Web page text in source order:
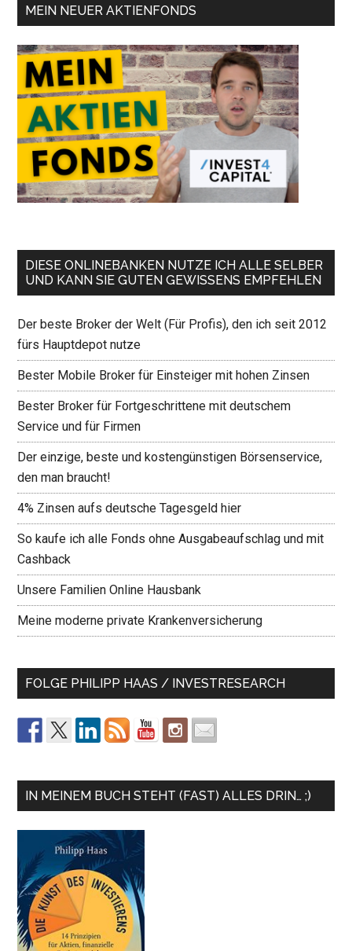
MEIN NEUER AKTIENFONDS
DIESE ONLINEBANKEN NUTZE ICH ALLE SELBER
UND KANN SIE GUTEN GEWISSENS EMPFEHLEN
Der beste Broker der Welt (Für Profis), den ich seit 2012
fürs Hauptdepot nutze
Bester Mobile Broker für Einsteiger mit hohen Zinsen
Bester Broker für Fortgeschrittene mit deutschem
Service und für Firmen
Der einzige, beste und kostengünstigen Börsenservice,
den man braucht!
4% Zinsen aufs deutsche Tagesgeld hier
So kaufe ich alle Fonds ohne Ausgabeaufschlag und mit
Cashback
Unsere Familien Online Hausbank
Meine moderne private Krankenversicherung
FOLGE PHILIPP HAAS / INVESTRESEARCH
IN MEINEM BUCH STEHT (FAST) ALLES DRIN… ;)